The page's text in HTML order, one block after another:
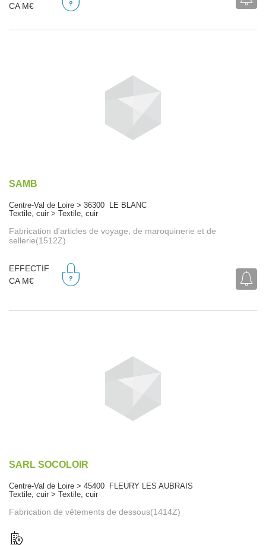
CA M€
SAMB
Centre-Val de Loire > 36300 LE BLANC
Textile, cuir > Textile, cuir
Fabrication d'articles de voyage, de maroquinerie et de
sellerie(1512Z)
EFFECTIF
CA M€
SARL SOCOLOIR
Centre-Val de Loire > 45400 FLEURY LES AUBRAIS
Textile, cuir > Textile, cuir
Fabrication de vêtements de dessous(1414Z)